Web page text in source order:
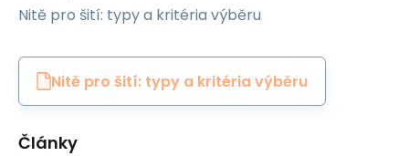
Nitě pro šití: typy a kritéria výběru
Nitě pro šití: typy a kritéria výběru
Články